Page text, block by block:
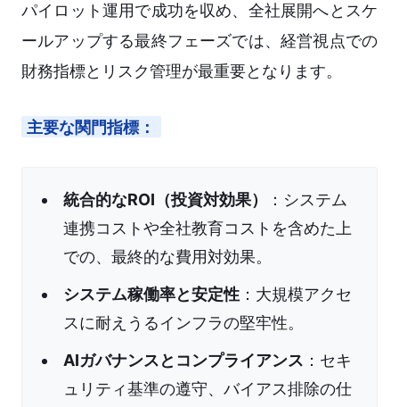
パイロット運用で成功を収め、全社展開へとスケ
ールアップする最終フェーズでは、経営視点での
財務指標とリスク管理が最重要となります。
主要な関門指標：
統合的なROI（投資対効果）
：システム
連携コストや全社教育コストを含めた上
での、最終的な費用対効果。
システム稼働率と安定性 ：大規模アクセ
スに耐えうるインフラの堅牢性。
AIガバナンスとコンプライアンス ：セキ
ュリティ基準の遵守、バイアス排除の仕